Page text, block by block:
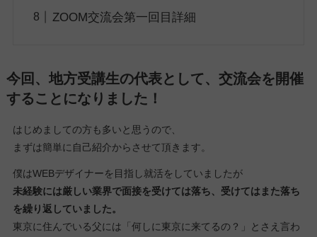
ZOOM交流会第一回目詳細
今回、地方受講生の代表として、交流会を開催
することになりました！
はじめましての方も多いと思うので、
まずは簡単に自己紹介からさせて頂きます。
僕はWEBデザイナーを目指し就活をしていましたが
未経験には厳しい業界で面接を受けては落ち、受けてはまた落ち
を繰り返していました。
東京に住んでいる父には「何しに東京に来てるの？」とさえ言わ